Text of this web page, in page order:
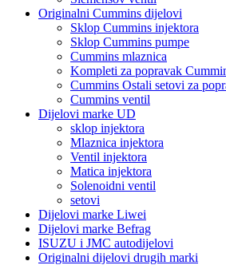
Originalni Cummins dijelovi
Sklop Cummins injektora
Sklop Cummins pumpe
Cummins mlaznica
Kompleti za popravak
Cummins Ostali setovi za
Cummins ventil
Dijelovi marke UD
sklop injektora
Mlaznica injektora
Ventil injektora
Matica injektora
Solenoidni ventil
setovi
Dijelovi marke Liwei
Dijelovi marke Befrag
ISUZU i JMC autodijelovi
Originalni dijelovi drugih marki